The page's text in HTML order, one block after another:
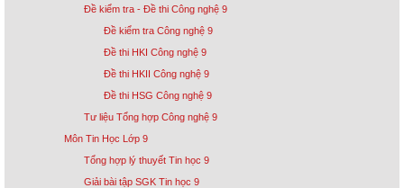
Đề kiểm tra - Đề thi Công nghệ 9
Đề kiểm tra Công nghệ 9
Đề thi HKI Công nghệ 9
Đề thi HKII Công nghệ 9
Đề thi HSG Công nghệ 9
Tư liệu Tổng hợp Công nghệ 9
Môn Tin Học Lớp 9
Tổng hợp lý thuyết Tin học 9
Giải bài tập SGK Tin học 9